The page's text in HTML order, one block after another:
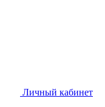
Личный кабинет